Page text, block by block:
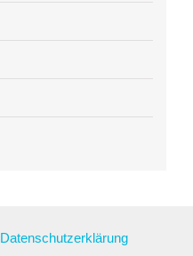
Datenschutzerklärung